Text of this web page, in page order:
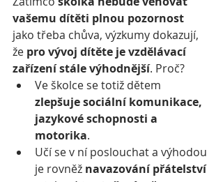
vašemu dítěti plnou pozornost
jako třeba chůva, výzkumy dokazují,
že pro vývoj dítěte je vzdělávací
zařízení stále výhodnější. Proč?
Ve školce se totiž dětem
zlepšuje sociální komunikace,
jazykové schopnosti a
motorika.
Učí se v ní poslouchat a výhodou
je rovněž navazování přátelství